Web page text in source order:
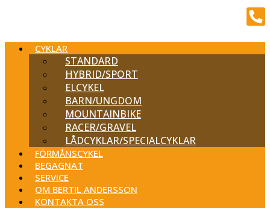
CYKLAR
STANDARD
HYBRID/SPORT
ELCYKEL
BARN/UNGDOM
MOUNTAINBIKE
RACER/GRAVEL
LÅDCYKLAR/SPECIALCYKLAR
FÖRMÅNSCYKEL
BEGAGNAT
SERVICE
OM BERTIL ANDERSSON
KONTAKTA OSS